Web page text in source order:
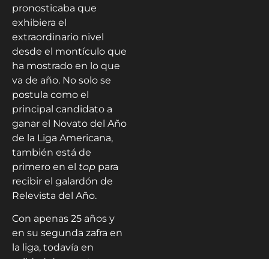
pronosticaba que
exhibiera el
extraordinario nivel
desde el montículo que
ha mostrado en lo que
va de año. No solo se
postula como el
principal candidato a
ganar el Novato del Año
de la Liga Americana,
también está de
primero en el top para
recibir el galardón de
Relevista del Año.
Con apenas 25 años y
en su segunda zafra en
la liga, todavía en